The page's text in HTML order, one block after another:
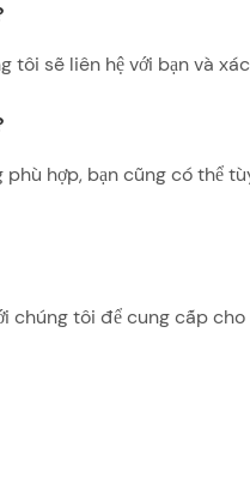
sẽ liên hệ với bạn và
hợp, bạn cũng có thể
chúng tôi để cung cấp